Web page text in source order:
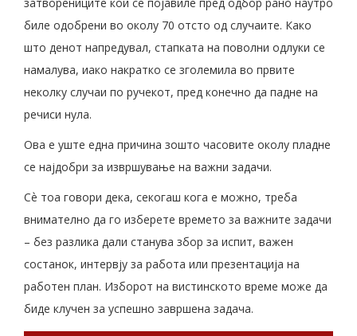
биле одобрени во околу 70 отсто од случаите. Како
што денот напредувал, стапката на поволни одлуки се
намалува, иако накратко се зголемила во првите
неколку случаи по ручекот, пред конечно да падне на
речиси нула.
Ова е уште една причина зошто часовите околу пладне
се најдобри за извршување на важни задачи.
Сѐ тоа говори дека, секогаш кога е можно, треба
внимателно да го изберете времето за важните задачи
– без разлика дали станува збор за испит, важен
состанок, интервју за работа или презентација на
работен план. Изборот на вистинското време може да
биде клучен за успешно завршена задача.